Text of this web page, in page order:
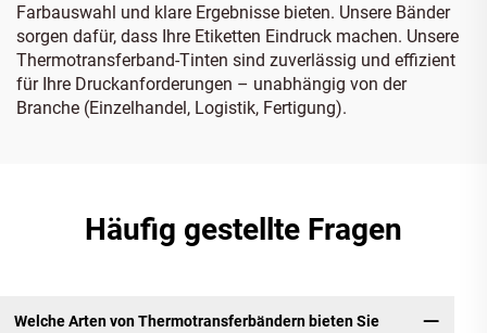
Farbauswahl und klare Ergebnisse bieten. Unsere Bänder
sorgen dafür, dass Ihre Etiketten Eindruck machen. Unsere
Thermotransferband-Tinten sind zuverlässig und effizient
für Ihre Druckanforderungen – unabhängig von der
Branche (Einzelhandel, Logistik, Fertigung).
Häufig gestellte Fragen
Welche Arten von Thermotransferbändern bieten Sie